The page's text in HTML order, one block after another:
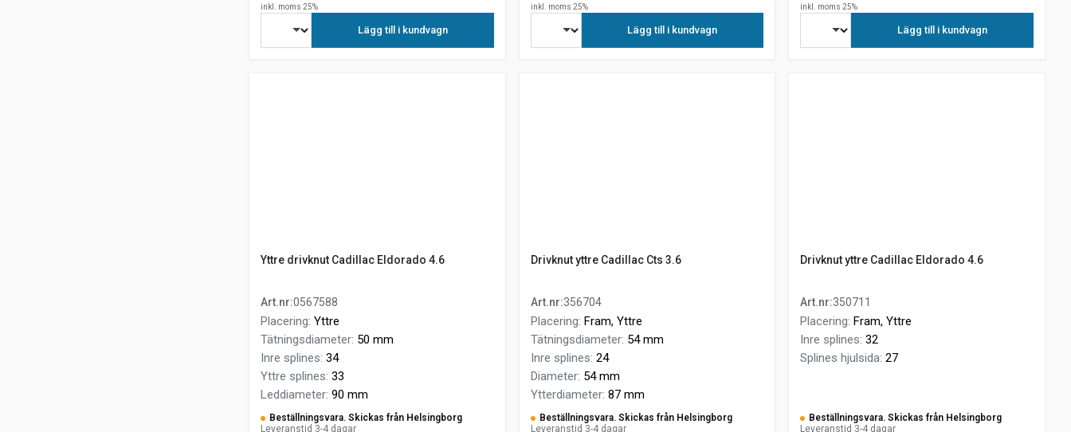
inkl. moms 25%
Lägg till i kundvagn
inkl. moms 25%
Lägg till i kundvagn
inkl. moms 25%
Lägg till i kundvagn
Yttre drivknut Cadillac Eldorado 4.6
Art.nr:0567588
Placering: Yttre
Tätningsdiameter: 50 mm
Inre splines: 34
Yttre splines: 33
Leddiameter: 90 mm
Beställningsvara. Skickas från Helsingborg
Leveranstid 3-4 dagar
Drivknut yttre Cadillac Cts 3.6
Art.nr:356704
Placering: Fram, Yttre
Tätningsdiameter: 54 mm
Inre splines: 24
Diameter: 54 mm
Ytterdiameter: 87 mm
Beställningsvara. Skickas från Helsingborg
Leveranstid 3-4 dagar
Drivknut yttre Cadillac Eldorado 4.6
Art.nr:350711
Placering: Fram, Yttre
Inre splines: 32
Splines hjulsida: 27
Beställningsvara. Skickas från Helsingborg
Leveranstid 3-4 dagar